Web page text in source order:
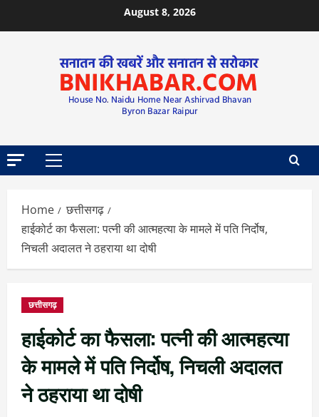
August 8, 2026
Home
छत्तीसगढ़
हाईकोर्ट का फैसला: पत्नी की आत्महत्या के मामले में पति निर्दोष,
निचली अदालत ने ठहराया था दोषी
छत्तीसगढ़
हाईकोर्ट का फैसला: पत्नी की आत्महत्या
के मामले में पति निर्दोष, निचली अदालत
ने ठहराया था दोषी